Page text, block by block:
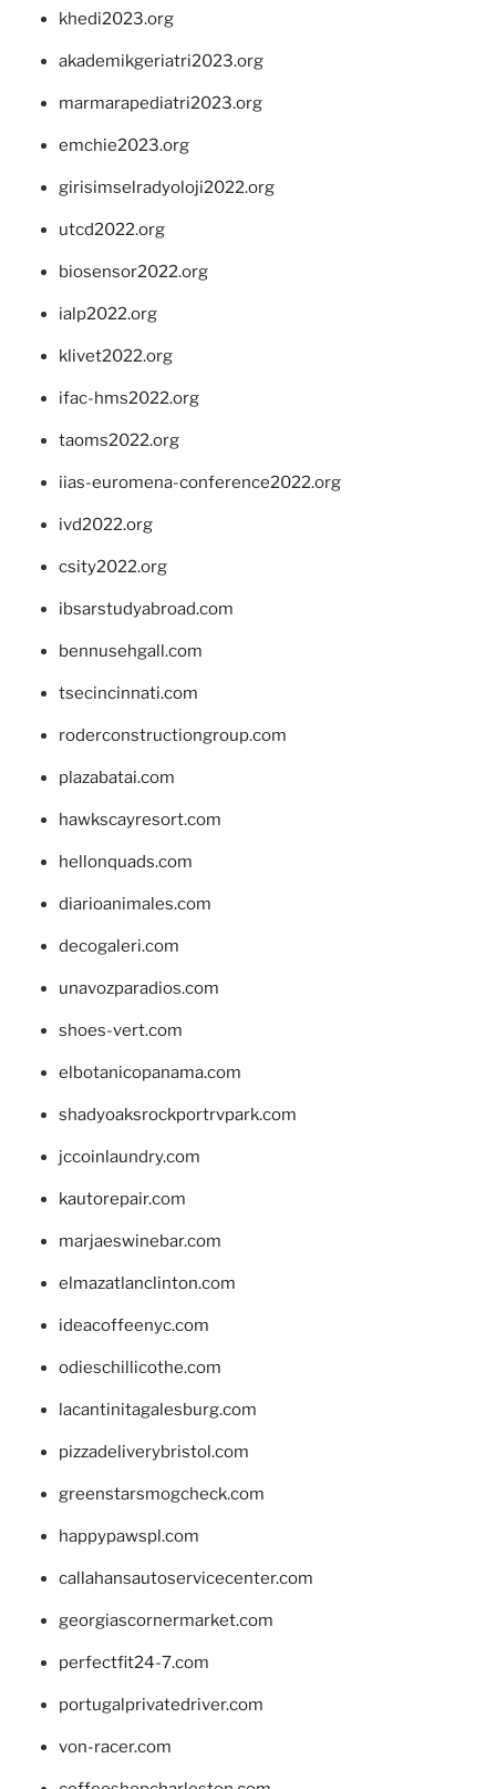
khedi2023.org
akademikgeriatri2023.org
marmarapediatri2023.org
emchie2023.org
girisimselradyoloji2022.org
utcd2022.org
biosensor2022.org
ialp2022.org
klivet2022.org
ifac-hms2022.org
taoms2022.org
iias-euromena-conference2022.org
ivd2022.org
csity2022.org
ibsarstudyabroad.com
bennusehgall.com
tsecincinnati.com
roderconstructiongroup.com
plazabatai.com
hawkscayresort.com
hellonquads.com
diarioanimales.com
decogaleri.com
unavozparadios.com
shoes-vert.com
elbotanicopanama.com
shadyoaksrockportrvpark.com
jccoinlaundry.com
kautorepair.com
marjaeswinebar.com
elmazatlanclinton.com
ideacoffeenyc.com
odieschillicothe.com
lacantinitagalesburg.com
pizzadeliverybristol.com
greenstarsmogcheck.com
happypawspl.com
callahansautoservicecenter.com
georgiascornermarket.com
perfectfit24-7.com
portugalprivatedriver.com
von-racer.com